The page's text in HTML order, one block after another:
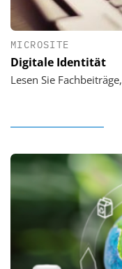
MICROSITE
Digitale Identität
Lesen Sie